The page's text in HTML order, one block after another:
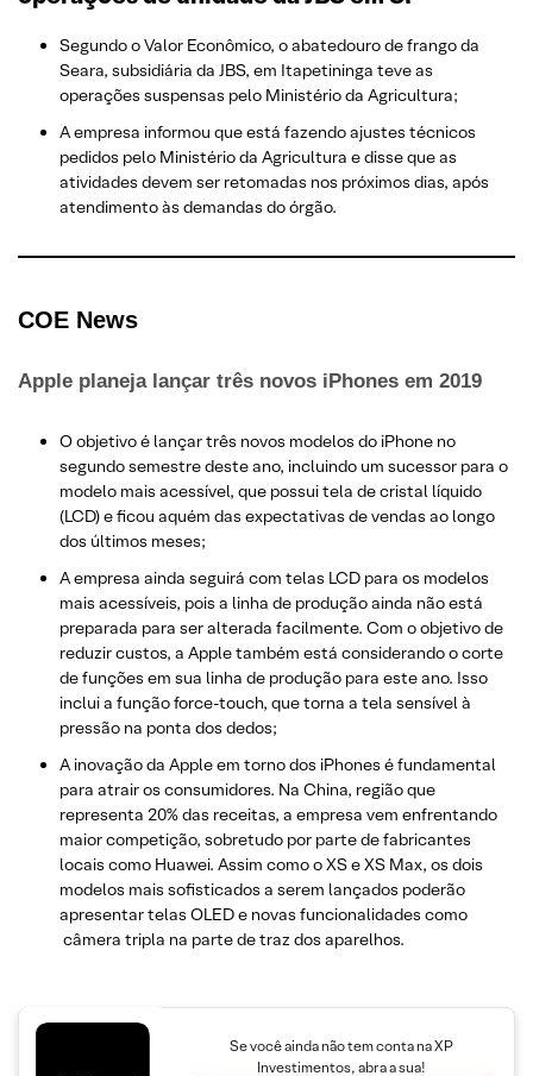
Segundo o Valor Econômico, o abatedouro de frango da
Seara, subsidiária da JBS, em Itapetininga teve as
operações suspensas pelo Ministério da Agricultura;
A empresa informou que está fazendo ajustes técnicos
pedidos pelo Ministério da Agricultura e disse que as
atividades devem ser retomadas nos próximos dias, após
atendimento às demandas do órgão.
COE News
Apple planeja lançar três novos iPhones em 2019
O objetivo é lançar três novos modelos do iPhone no
segundo semestre deste ano, incluindo um sucessor para o
modelo mais acessível, que possui tela de cristal líquido
(LCD) e ficou aquém das expectativas de vendas ao longo
dos últimos meses;
A empresa ainda seguirá com telas LCD para os modelos
mais acessíveis, pois a linha de produção ainda não está
preparada para ser alterada facilmente. Com o objetivo de
reduzir custos, a Apple também está considerando o corte
de funções em sua linha de produção para este ano. Isso
inclui a função force-touch, que torna a tela sensível à
pressão na ponta dos dedos;
A inovação da Apple em torno dos iPhones é fundamental
para atrair os consumidores. Na China, região que
representa 20% das receitas, a empresa vem enfrentando
maior competição, sobretudo por parte de fabricantes
locais como Huawei. Assim como o XS e XS Max, os dois
modelos mais sofisticados a serem lançados poderão
apresentar telas OLED e novas funcionalidades como
câmera tripla na parte de traz dos aparelhos.
Se você ainda não tem conta na XP
Investimentos, abra a sua!